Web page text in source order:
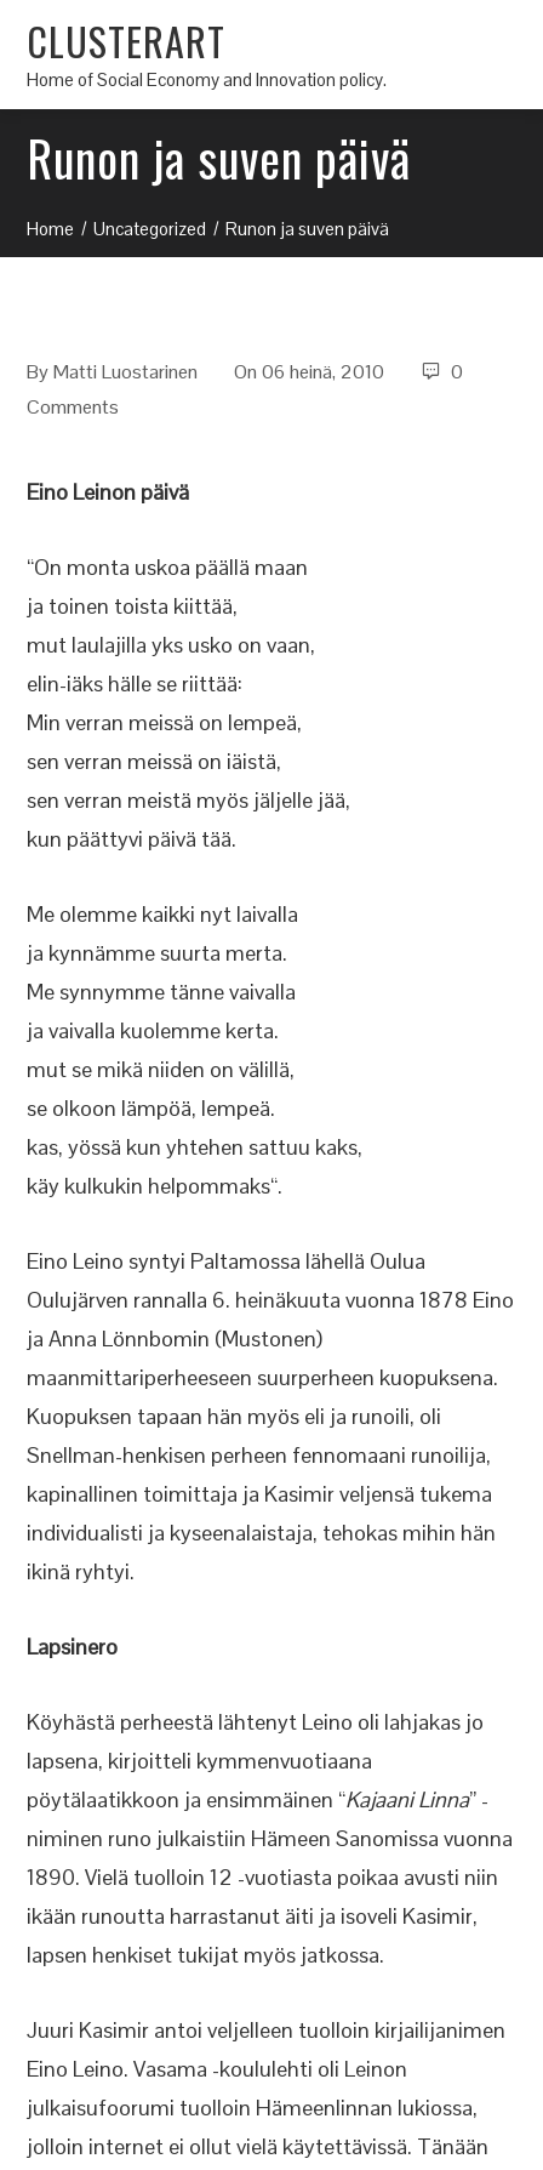
CLUSTERART
Home of Social Economy and Innovation policy.
Runon ja suven päivä
Home Uncategorized Runon ja suven päivä
ByMatti Luostarinen On 06 heinä, 2010
0
Comments
Eino Leinon päivä
“On monta uskoa päällä maan
ja toinen toista kiittää,
mut laulajilla yks usko on vaan,
elin-iäks hälle se riittää:
Min verran meissä on lempeä,
sen verran meissä on iäistä,
sen verran meistä myös jäljelle jää,
kun päättyvi päivä tää.
Me olemme kaikki nyt laivalla
ja kynnämme suurta merta.
Me synnymme tänne vaivalla
ja vaivalla kuolemme kerta.
mut se mikä niiden on välillä,
se olkoon lämpöä, lempeä.
kas, yössä kun yhtehen sattuu kaks,
käy kulkukin helpommaks“.
Eino Leino syntyi Paltamossa lähellä Oulua
Oulujärven rannalla 6. heinäkuuta vuonna 1878 Eino
ja Anna Lönnbomin (Mustonen)
maanmittariperheeseen suurperheen kuopuksena.
Kuopuksen tapaan hän myös eli ja runoili, oli
Snellman-henkisen perheen fennomaani runoilija,
kapinallinen toimittaja ja Kasimir veljensä tukema
individualisti ja kyseenalaistaja, tehokas mihin hän
ikinä ryhtyi.
Lapsinero
Köyhästä perheestä lähtenyt Leino oli lahjakas jo
lapsena, kirjoitteli kymmenvuotiaana
pöytälaatikkoon ja ensimmäinen “Kajaani Linna” -
niminen runo julkaistiin Hämeen Sanomissa vuonna
1890. Vielä tuolloin 12 -vuotiasta poikaa avusti niin
ikään runoutta harrastanut äiti ja isoveli Kasimir,
lapsen henkiset tukijat myös jatkossa.
Juuri Kasimir antoi veljelleen tuolloin kirjailijanimen
Eino Leino. Vasama -koululehti oli Leinon
julkaisufoorumi tuolloin Hämeenlinnan lukiossa,
jolloin internet ei ollut vielä käytettävissä. Tänään